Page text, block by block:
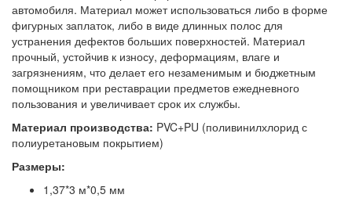
автомобиля. Материал может использоваться либо в форме
фигурных заплаток, либо в виде длинных полос для
устранения дефектов больших поверхностей. Материал
прочный, устойчив к износу, деформациям, влаге и
загрязнениям, что делает его незаменимым и бюджетным
помощником при реставрации предметов ежедневного
пользования и увеличивает срок их службы.
Материал производства: PVC+PU (поливинилхлорид с
полиуретановым покрытием)
Размеры:
1,37*3 м*0,5 мм